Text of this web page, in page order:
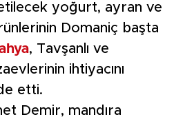
yoğurt, ayran ve
Domaniç başta
, Tavşanlı ve
ihtiyacını
etti.
Demir, mandıra